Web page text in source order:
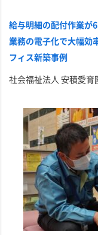
給与明細の配付作業が
業務の電子化で大幅効
フィス新築事例
社会福祉法人 安積愛育